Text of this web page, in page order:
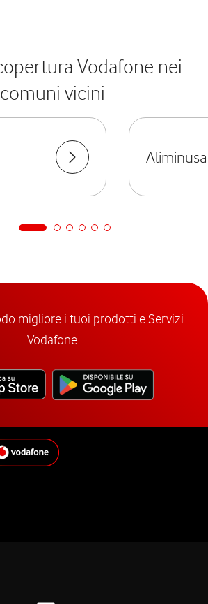
Vodafone nei
comuni vicini
Aliminusa
migliore i tuoi prodotti e Servizi
Vodafone